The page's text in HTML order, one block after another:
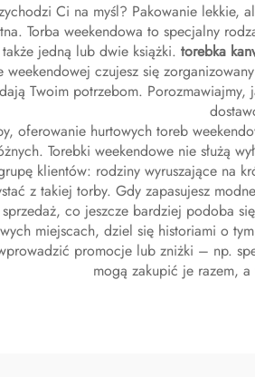
Ci na myśl? Pakowanie
Torba weekendowa to specjalny
jedną lub dwie książki. torebka
czujesz się
Twoim potrzebom.
oferowanie hurtowych toreb
Torebki weekendowe nie służą
klientów: rodziny wyruszające na
z takiej torby. Gdy zapasujesz
co jeszcze bardziej podoba
miejscach, dziel się historiami o
promocje lub zniżki – np.
mogą zakupić je razem,